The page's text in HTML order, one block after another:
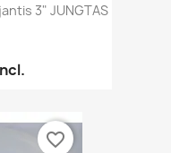
3" JUNGTAS
favorite_border